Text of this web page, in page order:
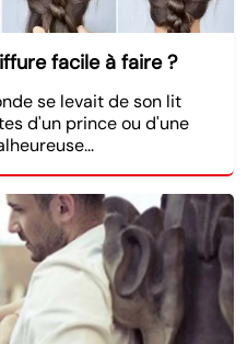
facile à faire ?
se levait de son lit
d'un prince ou d'une